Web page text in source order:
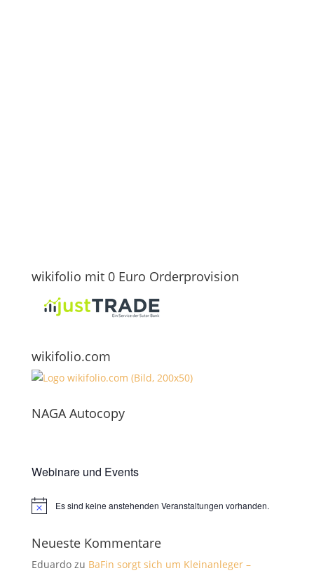
wikifolio mit 0 Euro Orderprovision
wikifolio.com
NAGA Autocopy
Webinare und Events
HinweisEs sind keine anstehenden Veranstaltungen vorhanden.
Neueste Kommentare
Eduardozu BaFin sorgt sich um Kleinanleger –